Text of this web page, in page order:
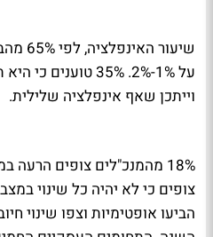
וייתכן שאף אינפלציה שלילית.
הביעו אופטימיות וצפו שינוי